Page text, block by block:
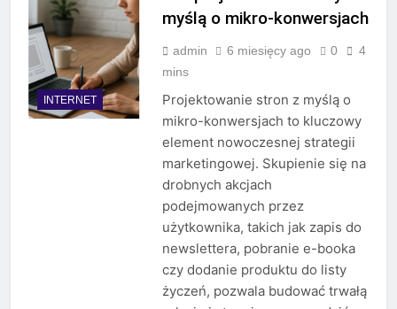
INTERNET
myślą o mikro-konwersjach
admin 6 miesięcy ago 0
4
mins
Projektowanie stron z myślą o
mikro-konwersjach to kluczowy
element nowoczesnej strategii
marketingowej. Skupienie się na
drobnych akcjach
podejmowanych przez
użytkownika, takich jak zapis do
newslettera, pobranie e-booka
czy dodanie produktu do listy
życzeń, pozwala budować trwałą